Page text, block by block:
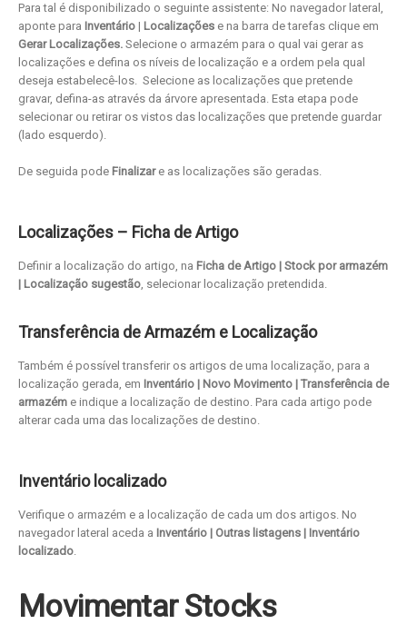
Para tal é disponibilizado o seguinte assistente: No navegador lateral,
aponte para Inventário | Localizações e na barra de tarefas clique em
Gerar Localizações. Selecione o armazém para o qual vai gerar as
localizações e defina os níveis de localização e a ordem pela qual
deseja estabelecê-los. Selecione as localizações que pretende
gravar, defina-as através da árvore apresentada. Esta etapa pode
selecionar ou retirar os vistos das localizações que pretende guardar
(lado esquerdo).
De seguida pode Finalizare as localizações são geradas.
Localizações – Ficha de Artigo
Definir a localização do artigo, na Ficha de Artigo | Stock por armazém
| Localização sugestão, selecionar localização pretendida.
Transferência de Armazém e Localização
Também é possível transferir os artigos de uma localização, para a
localização gerada, em Inventário | Novo Movimento | Transferência de
armazém e indique a localização de destino. Para cada artigo pode
alterar cada uma das localizações de destino.
Inventário localizado
Verifique o armazém e a localização de cada um dos artigos. No
navegador lateral aceda a Inventário | Outras listagens | Inventário
localizado.
Movimentar Stocks